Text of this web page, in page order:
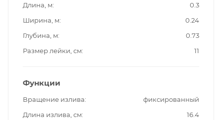
Длина, м
0.3
Ширина, м
0.24
Глубина, м
0.73
Размер лейки, см
11
Функции
Вращение излива
фиксированный
Длина излива, см
16.4